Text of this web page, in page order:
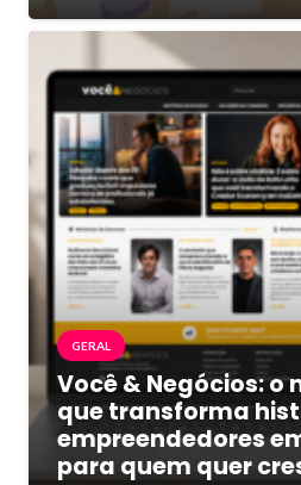
GERAL
Você & Negócios: o
que transforma
empreendedores
para quem quer